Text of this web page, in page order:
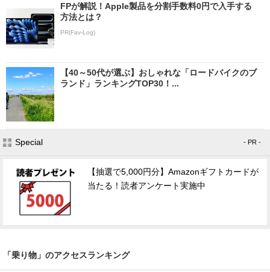
FPが解説！Apple製品を分割手数料0円で入手する
方法とは？
PR(Fav-Log)
【40～50代が選ぶ】おしゃれな「ロードバイクのブ
ランド」ランキングTOP30！...
Special - PR -
【抽選で5,000円分】Amazonギフトカードが
当たる！読者アンケート実施中
「乗り物」のアクセスランキング